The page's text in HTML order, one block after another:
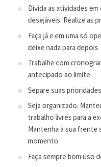
Divida as atividades
desejáveis. Realize as
Faça já e em uma só
deixe nada para depois
Trabalhe com
antecipado ao limite
Separe suas
Seja organizado.
trabalho livres para a
Mantenha à sua
momento
Faça sempre bom uso